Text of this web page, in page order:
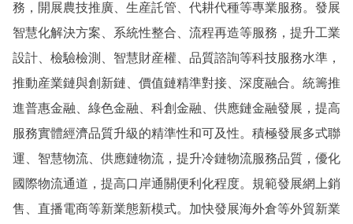
務，開展農技推廣、生産託管、代耕代種等專業服務。發展
智慧化解決方案、系統性整合、流程再造等服務，提升工業
設計、檢驗檢測、智慧財産權、品質諮詢等科技服務水準，
推動産業鏈與創新鏈、價值鏈精準對接、深度融合。統籌推
進普惠金融、綠色金融、科創金融、供應鏈金融發展，提高
服務實體經濟品質升級的精準性和可及性。積極發展多式聯
運、智慧物流、供應鏈物流，提升冷鏈物流服務品質，優化
國際物流通道，提高口岸通關便利化程度。規範發展網上銷
售、直播電商等新業態新模式。加快發展海外倉等外貿新業